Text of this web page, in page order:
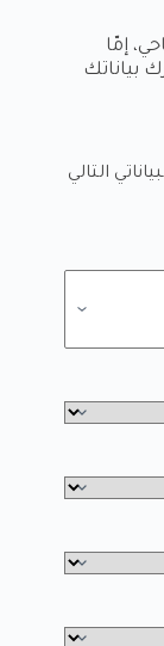
إمّا
بياناتك
التالي